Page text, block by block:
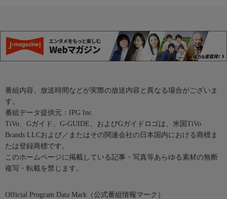
番組内容、放送時間などが実際の放送内容と異なる場合がございま
す。
番組データ提供元：IPG Inc.
TiVo、Gガイド、G-GUIDE、およびGガイドロゴは、米国TiVo
Brands LLCおよび／またはその関連会社の日本国内における商標ま
たは登録商標です。
このホームページに掲載している記事・写真等あらゆる素材の無断
複写・転載を禁じます。
Official Program Data Mark（公式番組情報マーク）